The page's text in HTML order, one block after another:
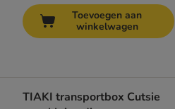
Toevoegen aan
winkelwagen
TIAKI transportbox Cutsie